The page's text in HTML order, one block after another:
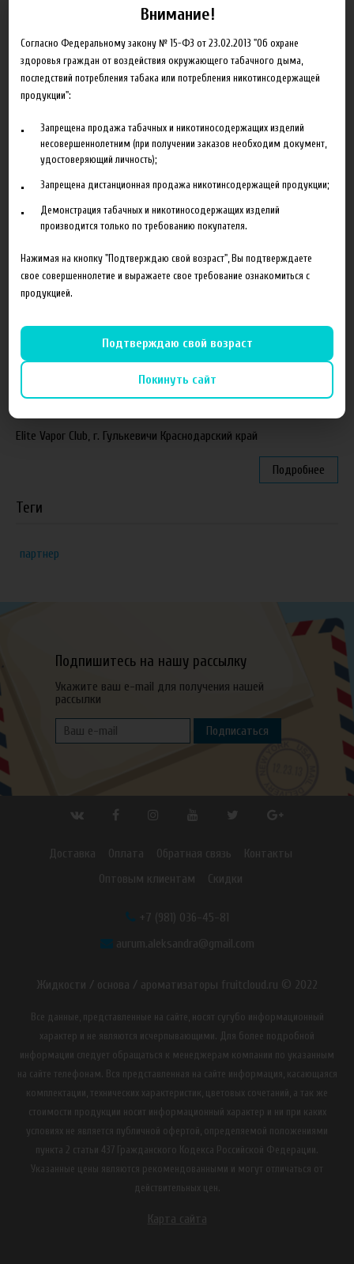
Блог
Новинка HeroesFarm
Ароматизаторы Xian Taima в наличии
Новая линейка жидкостей Time Travel Machine
Поступление ароматизаторов XianTaima
Новинка. Новые наборы в линейке Heroes Farm.
Партнеры
"ZEUS", г. Санкт-Петербург
VapeReserve, г. Ульяновск
Elite Vapor Club, г. Гулькевичи Краснодарский край
Подробнее
Теги
партнер
Подпишитесь на нашу рассылку
Укажите ваш e-mail для получения нашей
рассылки
Подписаться
Доставка Оплата Обратная связь
Контакты
Оптовым клиентам
Скидки
+7 (981) 036-45-81
aurum.aleksandra@gmail.com
Жидкости / основа / ароматизаторы fruitcloud.ru © 2022
Все данные, представленные на сайте, носят сугубо информационный
характер и не являются исчерпывающими. Для более подробной
информации следует обращаться к менеджерам компании по указанным
на сайте телефонам. Вся представленная на сайте информация, касающаяся
комплектации, технических характеристик, цветовых сочетаний, а так же
стоимости продукции носит информационный характер и ни при каких
условиях не является публичной офертой, определяемой положениями
пункта 2 статьи 437 Гражданского Кодекса Российской Федерации.
Указанные цены являются рекомендованными и могут отличаться от
действительных цен.
Карта сайта
Внимание!
Согласно Федеральному закону № 15-ФЗ от 23.02.2013 "Об охране
здоровья граждан от воздействия окружающего табачного дыма,
последствий потребления табака или потребления никотинсодержащей
продукции":
Запрещена продажа табачных и никотиносодержащих изделий
несовершеннолетним (при получении заказов необходим документ,
удостоверяющий личность);
Запрещена дистанционная продажа никотинсодержащей продукции;
Демонстрация табачных и никотиносодержащих изделий
производится только по требованию покупателя.
Нажимая на кнопку "Подтверждаю свой возраст", Вы подтверждаете
свое совершеннолетие и выражаете свое требование ознакомиться с
продукцией.
Подтверждаю свой возраст
Покинуть сайт